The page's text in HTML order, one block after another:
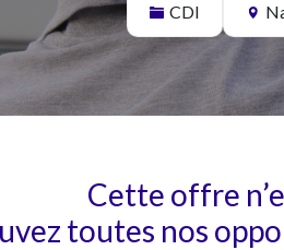
CDI
Cette offre
toutes nos